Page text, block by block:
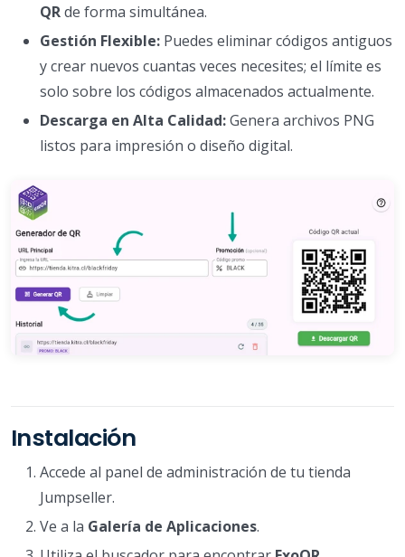
QRde forma simultánea.
Gestión Flexible: Puedes eliminar códigos antiguos
y crear nuevos cuantas veces necesites; el límite es
solo sobre los códigos almacenados actualmente.
Descarga en Alta Calidad:Genera archivos PNG
listos para impresión o diseño digital.
Instalación
Accede al panel de administración de tu tienda
Jumpseller.
Ve a la Galería de Aplicaciones.